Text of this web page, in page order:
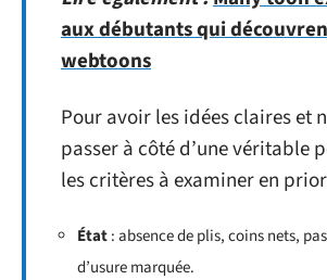
aux débutants qui
webtoons
Pour avoir les idées claires et
passer à côté d’une véritable
les critères à examiner en
État: absence de plis, coins nets,
d’usure marquée.